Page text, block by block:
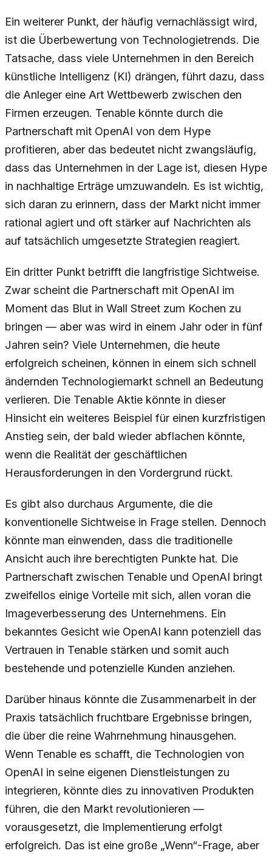
Ein weiterer Punkt, der häufig vernachlässigt wird,
ist die Überbewertung von Technologietrends. Die
Tatsache, dass viele Unternehmen in den Bereich
künstliche Intelligenz (KI) drängen, führt dazu, dass
die Anleger eine Art Wettbewerb zwischen den
Firmen erzeugen. Tenable könnte durch die
Partnerschaft mit OpenAI von dem Hype
profitieren, aber das bedeutet nicht zwangsläufig,
dass das Unternehmen in der Lage ist, diesen Hype
in nachhaltige Erträge umzuwandeln. Es ist wichtig,
sich daran zu erinnern, dass der Markt nicht immer
rational agiert und oft stärker auf Nachrichten als
auf tatsächlich umgesetzte Strategien reagiert.
Ein dritter Punkt betrifft die langfristige Sichtweise.
Zwar scheint die Partnerschaft mit OpenAI im
Moment das Blut in Wall Street zum Kochen zu
bringen — aber was wird in einem Jahr oder in fünf
Jahren sein? Viele Unternehmen, die heute
erfolgreich scheinen, können in einem sich schnell
ändernden Technologiemarkt schnell an Bedeutung
verlieren. Die Tenable Aktie könnte in dieser
Hinsicht ein weiteres Beispiel für einen kurzfristigen
Anstieg sein, der bald wieder abflachen könnte,
wenn die Realität der geschäftlichen
Herausforderungen in den Vordergrund rückt.
Es gibt also durchaus Argumente, die die
konventionelle Sichtweise in Frage stellen. Dennoch
könnte man einwenden, dass die traditionelle
Ansicht auch ihre berechtigten Punkte hat. Die
Partnerschaft zwischen Tenable und OpenAI bringt
zweifellos einige Vorteile mit sich, allen voran die
Imageverbesserung des Unternehmens. Ein
bekanntes Gesicht wie OpenAI kann potenziell das
Vertrauen in Tenable stärken und somit auch
bestehende und potenzielle Kunden anziehen.
Darüber hinaus könnte die Zusammenarbeit in der
Praxis tatsächlich fruchtbare Ergebnisse bringen,
die über die reine Wahrnehmung hinausgehen.
Wenn Tenable es schafft, die Technologien von
OpenAI in seine eigenen Dienstleistungen zu
integrieren, könnte dies zu innovativen Produkten
führen, die den Markt revolutionieren —
vorausgesetzt, die Implementierung erfolgt
erfolgreich. Das ist eine große „Wenn“-Frage, aber